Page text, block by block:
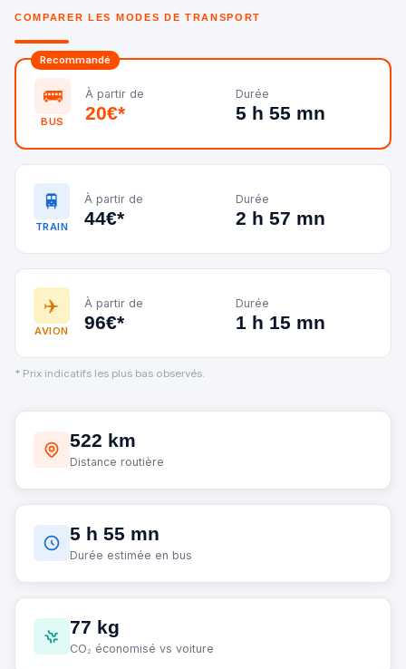
COMPARER LES MODES DE TRANSPORT
Recommandé
🚌
BUS
À partir de
20€*
Durée
5 h 55 mn
🚆
TRAIN
À partir de
44€*
Durée
2 h 57 mn
✈️
AVION
À partir de
96€*
Durée
1 h 15 mn
* Prix indicatifs les plus bas observés.
522 km
Distance routière
5 h 55 mn
Durée estimée en bus
77 kg
CO₂ économisé vs voiture